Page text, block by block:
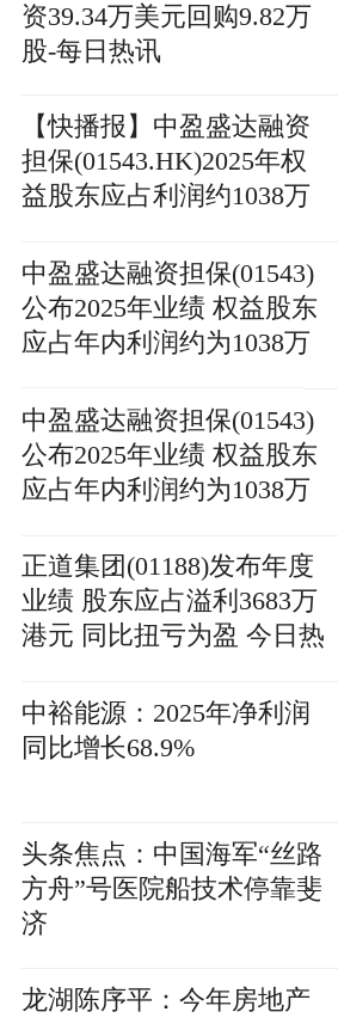
资39.34万美元回购9.82万
股-每日热讯
【快播报】中盈盛达融资
担保(01543.HK)2025年权
益股东应占利润约1038万
中盈盛达融资担保(01543)
公布2025年业绩 权益股东
应占年内利润约为1038万
中盈盛达融资担保(01543)
公布2025年业绩 权益股东
应占年内利润约为1038万
正道集团(01188)发布年度
业绩 股东应占溢利3683万
港元 同比扭亏为盈 今日热
中裕能源：2025年净利润
同比增长68.9%
头条焦点：中国海军“丝路
方舟”号医院船技术停靠斐
济
龙湖陈序平：今年房地产